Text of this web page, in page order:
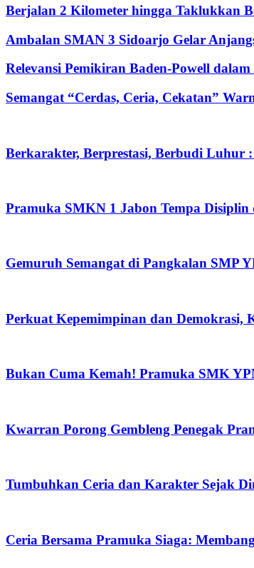
Berjalan 2 Kilometer hingga Taklukkan
Ambalan SMAN 3 Sidoarjo Gelar
Relevansi Pemikiran Baden-Powell
Semangat “Cerdas, Ceria, Cekatan”
Berkarakter, Berprestasi, Berbudi Luhur
Pramuka SMKN 1 Jabon Tempa Disiplin
Gemuruh Semangat di Pangkalan SMP
Perkuat Kepemimpinan dan Demokrasi,
Bukan Cuma Kemah! Pramuka SMK
Kwarran Porong Gembleng Penegak
Tumbuhkan Ceria dan Karakter Sejak
Ceria Bersama Pramuka Siaga: